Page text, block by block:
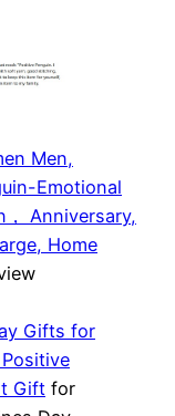
Men,
Emotional
Anniversary,
Home
Gifts for
Gift for